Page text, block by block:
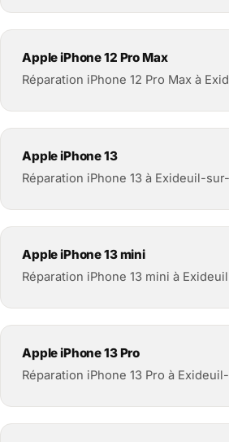
Apple iPhone 12 Pro Max
Réparation iPhone 12 Pro Max à
Apple iPhone 13
Réparation iPhone 13 à Exideuil-
Apple iPhone 13 mini
Réparation iPhone 13 mini à
Apple iPhone 13 Pro
Réparation iPhone 13 Pro à